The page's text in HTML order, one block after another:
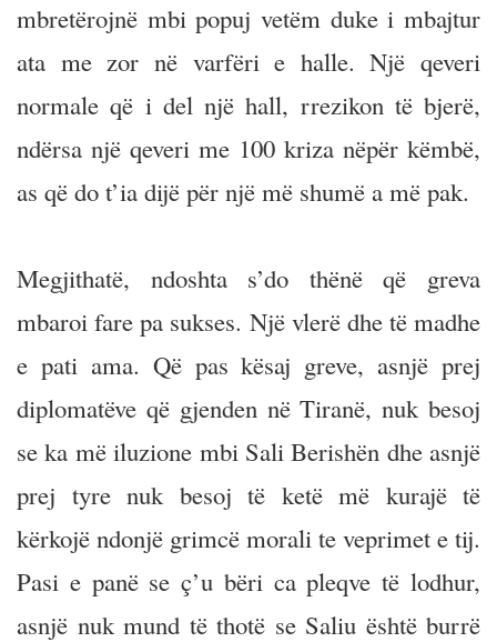
mbretërojnë mbi popuj vetëm duke i mbajtur
ata me zor në varfëri e halle. Një qeveri
normale që i del një hall, rrezikon të bjerë,
ndërsa një qeveri me 100 kriza nëpër këmbë,
as që do t’ia dijë për një më shumë a më pak.
Megjithatë, ndoshta s’do thënë që greva
mbaroi fare pa sukses. Një vlerë dhe të madhe
e pati ama. Që pas kësaj greve, asnjë prej
diplomatëve që gjenden në Tiranë, nuk besoj
se ka më iluzione mbi Sali Berishën dhe asnjë
prej tyre nuk besoj të ketë më kurajë të
kërkojë ndonjë grimcë morali te veprimet e tij.
Pasi e panë se ç’u bëri ca pleqve të lodhur,
asnjë nuk mund të thotë se Saliu është burrë